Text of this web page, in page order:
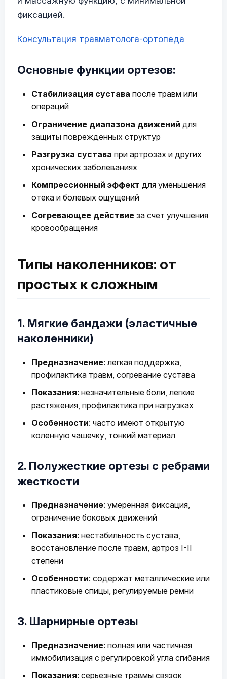
фиксацией.
Консультация травматолога-ортопеда
Основные функции ортезов:
Стабилизация сустава после травм или
операций
Ограничение диапазона движений для
защиты поврежденных структур
Разгрузка сустава при артрозах и других
хронических заболеваниях
Компрессионный эффект для уменьшения
отека и болевых ощущений
Согревающее действие за счет улучшения
кровообращения
Типы наколенников: от
простых к сложным
1. Мягкие бандажи (эластичные
наколенники)
Предназначение: легкая поддержка,
профилактика травм, согревание сустава
Показания: незначительные боли, легкие
растяжения, профилактика при нагрузках
Особенности: часто имеют открытую
коленную чашечку, тонкий материал
2. Полужесткие ортезы с ребрами
жесткости
Предназначение: умеренная фиксация,
ограничение боковых движений
Показания: нестабильность сустава,
восстановление после травм, артроз I-II
степени
Особенности: содержат металлические или
пластиковые спицы, регулируемые ремни
3. Шарнирные ортезы
Предназначение: полная или частичная
иммобилизация с регулировкой угла сгибания
Показания: серьезные травмы связок